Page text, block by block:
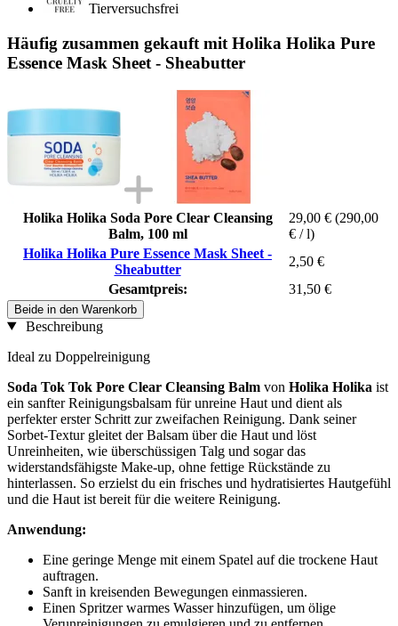
Tierversuchsfrei
Häufig zusammen gekauft mit Holika Holika Pure
Essence Mask Sheet - Sheabutter
Holika Holika Soda Pore Clear Cleansing
Balm, 100 ml
29,00 € (290,00
€ / l)
Holika Holika Pure Essence Mask Sheet -
Sheabutter
2,50 €
Gesamtpreis:
31,50 €
Beide in den Warenkorb
Beschreibung
Ideal zu Doppelreinigung
Soda Tok Tok Pore Clear Cleansing Balm von Holika Holika ist
ein sanfter Reinigungsbalsam für unreine Haut und dient als
perfekter erster Schritt zur zweifachen Reinigung. Dank seiner
Sorbet-Textur gleitet der Balsam über die Haut und löst
Unreinheiten, wie überschüssigen Talg und sogar das
widerstandsfähigste Make-up, ohne fettige Rückstände zu
hinterlassen. So erzielst du ein frisches und hydratisiertes Hautgefühl
und die Haut ist bereit für die weitere Reinigung.
Anwendung:
Eine geringe Menge mit einem Spatel auf die trockene Haut
auftragen.
Sanft in kreisenden Bewegungen einmassieren.
Einen Spritzer warmes Wasser hinzufügen, um ölige